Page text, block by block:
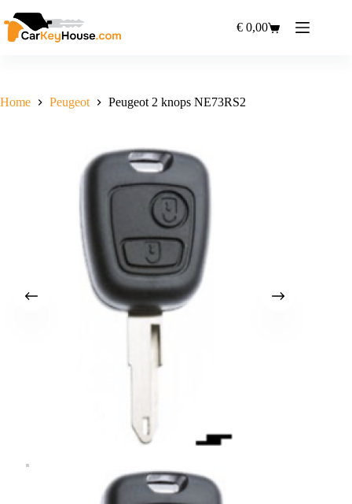
naar
de
Winkelwagen
€ 0,00
Home Peugeot Peugeot 2 knops NE73RS2